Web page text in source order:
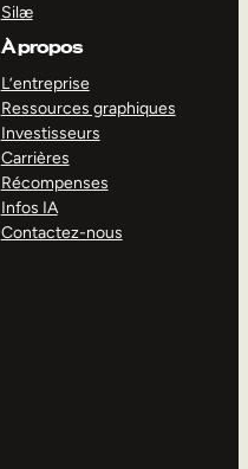
Silæ
À propos
L’entreprise
Ressources graphiques
Investisseurs
Carrières
Récompenses
Infos IA
Contactez-nous